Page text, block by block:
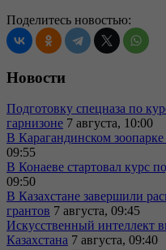
Поделитесь новостью:
Новости
Подготовку спецназа по
гарнизоне 7 августа, 10:00
В Карагандинском
09:55
В Конаеве стартовал курс
09:50
В Казахстане завершили
грантов 7 августа, 09:45
Искусственный интеллект
Казахстана 7 августа, 09:40